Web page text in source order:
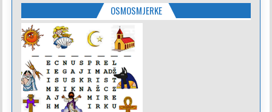
OSMOSMJERKE